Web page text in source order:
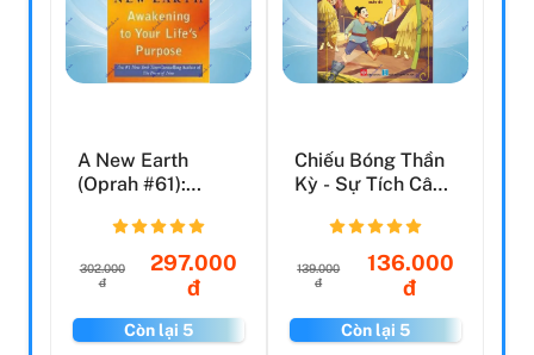
A New Earth
(Oprah #61):
Life's Pu...
302.000
đ
297.000
đ
Còn lại 5
Chiếu Bóng Thần
Kỳ - Sự Tích Cây
139.000
đ
136.000
đ
Còn lại 5